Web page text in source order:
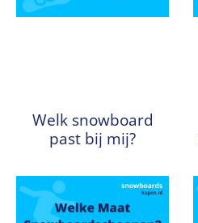
Welk snowboard
past bij mij?